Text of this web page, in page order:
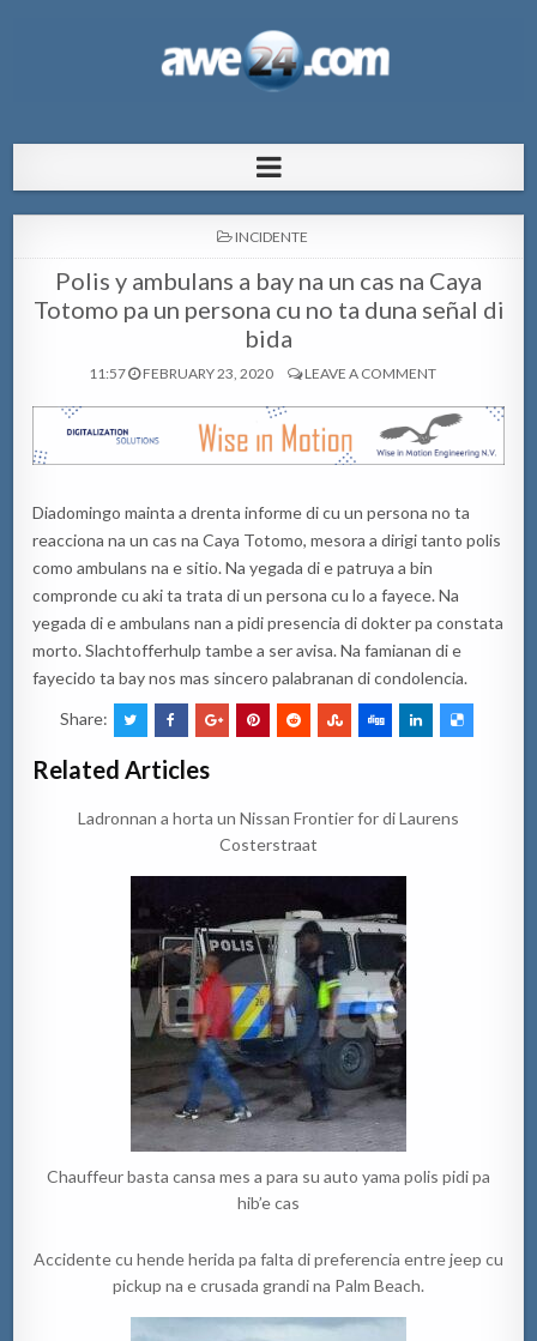
pa Aruba
POSTED
INCIDENTE
Polis y ambulans a bay na un cas na Caya
Totomo pa un persona cu no ta duna señal di
bida
11:57 FEBRUARY 23, 2020 LEAVE A COMMENT
Diadomingo mainta a drenta informe di cu un persona no ta
reacciona na un cas na Caya Totomo, mesora a dirigi tanto polis
como ambulans na e sitio. Na yegada di e patruya a bin
compronde cu aki ta trata di un persona cu lo a fayece. Na
yegada di e ambulans nan a pidi presencia di dokter pa constata
morto. Slachtofferhulp tambe a ser avisa. Na famianan di e
fayecido ta bay nos mas sincero palabranan di condolencia.
Share:
Related Articles
Ladronnan a horta un Nissan Frontier for di Laurens
Costerstraat
Chauffeur basta cansa mes a para su auto yama polis pidi pa
hib’e cas
Accidente cu hende herida pa falta di preferencia entre jeep cu
pickup na e crusada grandi na Palm Beach.